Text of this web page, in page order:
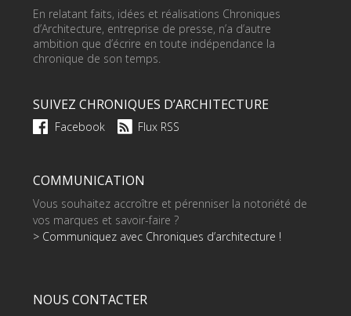
En relatant faits, idées et réalisations Chroniques
d’Architecture, entreprise de presse, n’a d’autre
ambition que d’écrire en toute indépendance la
chronique de son temps.
SUIVEZ CHRONIQUES D’ARCHITECTURE
Facebook Flux RSS
COMMUNICATION
Vous souhaitez accroître et pérenniser la notoriété de
vos marques et savoir-faire ?
> Communiquez avec Chroniques d’architecture !
NOUS CONTACTER